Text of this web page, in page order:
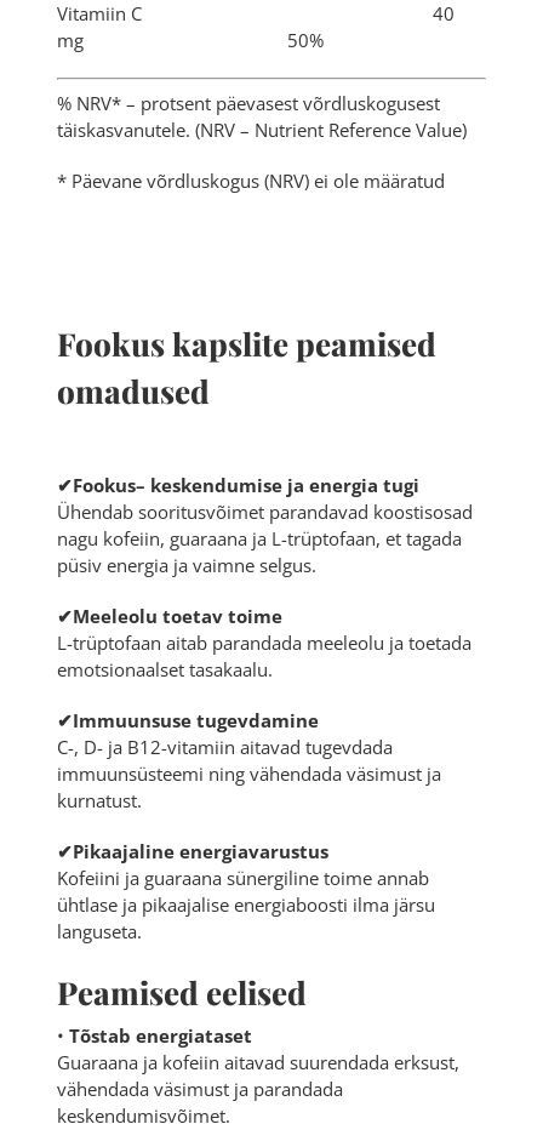
Vitamiin C 40
mg 50%
% NRV* – protsent päevasest võrdluskogusest
täiskasvanutele. (NRV – Nutrient Reference Value)
* Päevane võrdluskogus (NRV) ei ole määratud
Fookus kapslite peamised
omadused
✔Fookus– keskendumise ja energia tugi
Ühendab sooritusvõimet parandavad koostisosad
nagu kofeiin, guaraana ja L-trüptofaan, et tagada
püsiv energia ja vaimne selgus.
✔Meeleolu toetav toime
L-trüptofaan aitab parandada meeleolu ja toetada
emotsionaalset tasakaalu.
✔Immuunsuse tugevdamine
C-, D- ja B12-vitamiin aitavad tugevdada
immuunsüsteemi ning vähendada väsimust ja
kurnatust.
✔Pikaajaline energiavarustus
Kofeiini ja guaraana sünergiline toime annab
ühtlase ja pikaajalise energiaboosti ilma järsu
languseta.
Peamised eelised
• Tõstab energiataset
Guaraana ja kofeiin aitavad suurendada erksust,
vähendada väsimust ja parandada
keskendumisvõimet.